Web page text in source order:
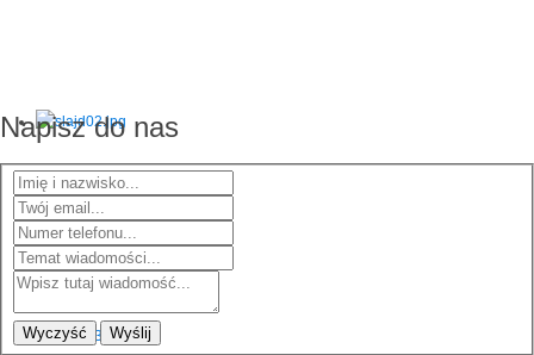
Napisz do nas
Wyczyść Wyślij